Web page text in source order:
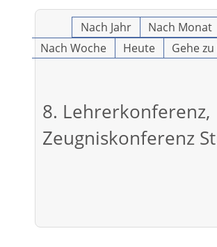
Nach Jahr
Nach Monat
Nach Woche
Heute Gehe
8. Lehrerkonferenz,
Zeugniskonferenz